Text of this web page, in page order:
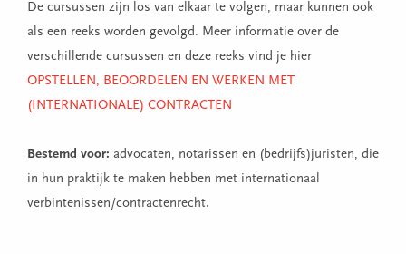
De cursussen zijn los van elkaar te volgen, maar kunnen ook
als een reeks worden gevolgd. Meer informatie over de
verschillende cursussen en deze reeks vind je hier
OPSTELLEN, BEOORDELEN EN WERKEN MET
(INTERNATIONALE) CONTRACTEN
Bestemd voor: advocaten, notarissen en (bedrijfs)juristen, die
in hun praktijk te maken hebben met internationaal
verbintenissen/contractenrecht.